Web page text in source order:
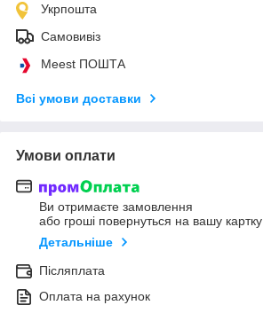
Укрпошта
Самовивіз
Meest ПОШТА
Всі умови доставки
Умови оплати
Ви отримаєте замовлення
або гроші повернуться на вашу картку
Детальніше
Післяплата
Оплата на рахунок